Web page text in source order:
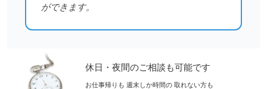
ができます。
休日・夜間のご相談も可能です
お仕事帰りも 週末しか時間の 取れない方も